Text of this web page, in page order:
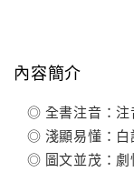
內容簡介
◎ 全書注音：注
◎ 淺顯易懂：白
◎ 圖文並茂：劇